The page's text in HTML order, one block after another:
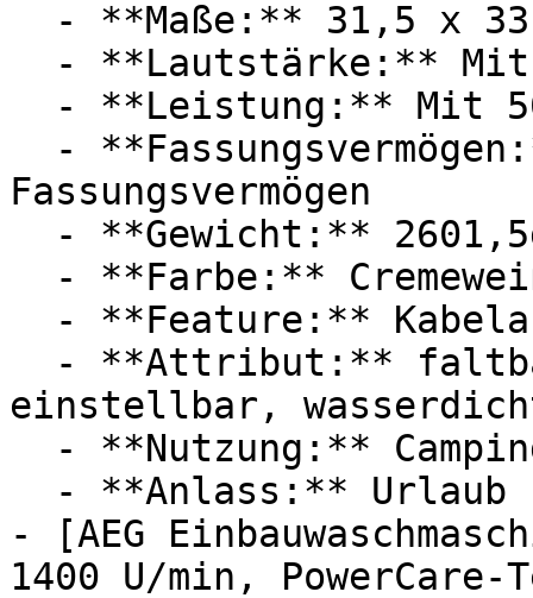
Fassungsvermögen
einstellbar,
- [AEG
1400 U/min, PowerCare-